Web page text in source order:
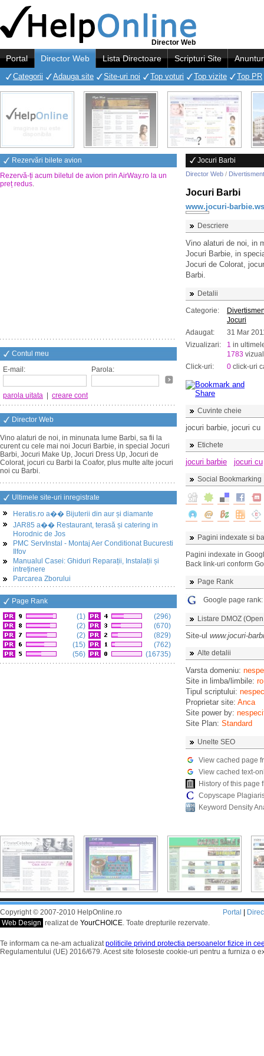
Director Web
Portal Director Web Lista Directoare Scripturi Site
Categorii Adauga site Site-uri noi Top voturi Top vizite Top PR
Rezervări bilete avion
Rezervă-ți acum biletul de avion prin AirWay.ro la un
preț redus.
Contul meu
E-mail:
Parola:
parola uitata creare cont
Director Web
Vino alaturi de noi, in minunata lume Barbi, sa fii la
curent cu cele mai noi Jocuri Barbie, in special Jocuri
Barbi, Jocuri Make Up, Jocuri Dress Up, Jocuri de
Colorat, jocuri cu Barbi la Coafor, plus multe alte jocuri
noi cu Barbi.
Ultimele site-uri inregistrate
Heratis.ro a�� Bijuterii din aur și diamante
JAR85 a�� Restaurant, terasă și catering in
Horodnic de Jos
PMC ServInstal - Montaj Aer Conditionat Bucuresti
Ilfov
Manualul Casei: Ghiduri Reparații, Instalații și
intreținere
Parcarea Zborului
Page Rank
(1)
(2)
(2)
(15)
(56)
(296)
(670)
(829)
(762)
(16735)
Jocuri Barbi
Director Web / Divertisment
Jocuri Barbi
www.jocuri-barbie.ws
Descriere
Vino alaturi de noi, in
Jocuri Barbie, in
Jocuri de Colorat,
Barbi.
Detalii
Categorie:
Jocuri
Adaugat:
31 Mar
Vizualizari:
1 in
1783
Click-uri:
0 click-uri
Cuvinte cheie
jocuri barbie, jocuri cu
Etichete
jocuri barbie jocuri cu
Social Bookmarking
Pagini indexate si
Pagini indexate in
Back link-uri conform
Page Rank
Google page rank:
Listare DMOZ
Site-ul www.jocuri-
Alte detalii
Varsta domeniu:
Site in limba/limbile: ro
Tipul scriptului:
Proprietar site: Anca
Site power by:
Site Plan: Standard
Unelte SEO
View cached page
View cached text-
History of this page
Copyscape
Keyword Density
Copyright © 2007-2010 HelpOnline.ro
Web Design realizat de YourCHOICE. Toate drepturile rezervate.
Portal
Te informam ca ne-am actualizatpoliticile privind protectia persoanelor fizice in
Regulamentului (UE) 2016/679. Acest site foloseste cookie-uri pentru a furniza o